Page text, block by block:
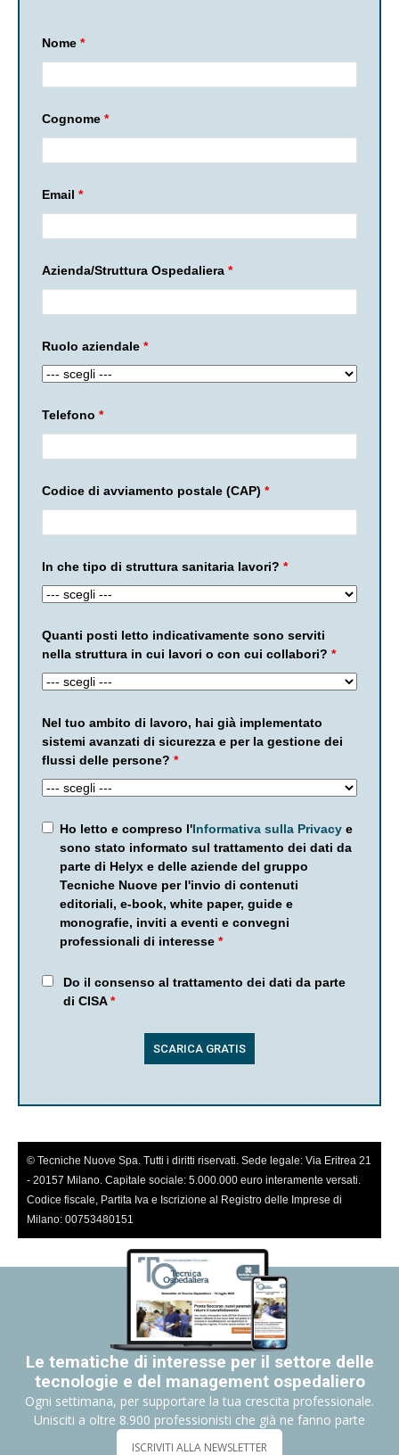
Nome *
Cognome *
Email *
Azienda/Struttura Ospedaliera *
Ruolo aziendale *
Telefono *
Codice di avviamento postale (CAP) *
In che tipo di struttura sanitaria lavori? *
Quanti posti letto indicativamente sono serviti
nella struttura in cui lavori o con cui collabori? *
Nel tuo ambito di lavoro, hai già implementato
sistemi avanzati di sicurezza e per la gestione dei
flussi delle persone? *
Ho letto e compreso l'Informativa sulla Privacy e
sono stato informato sul trattamento dei dati da
parte di Helyx e delle aziende del gruppo
Tecniche Nuove per l'invio di contenuti
editoriali, e-book, white paper, guide e
monografie, inviti a eventi e convegni
professionali di interesse*
Do il consenso al trattamento dei dati da parte
di CISA*
© Tecniche Nuove Spa. Tutti i diritti riservati. Sede legale: Via Eritrea 21
- 20157 Milano. Capitale sociale: 5.000.000 euro interamente versati.
Codice fiscale, Partita Iva e Iscrizione al Registro delle Imprese di
Milano: 00753480151
Le tematiche di interesse per il settore delle
tecnologie e del management ospedaliero
Ogni settimana, per supportare la tua crescita professionale.
Unisciti a oltre 8.900 professionisti che già ne fanno parte
ISCRIVITI ALLA NEWSLETTER